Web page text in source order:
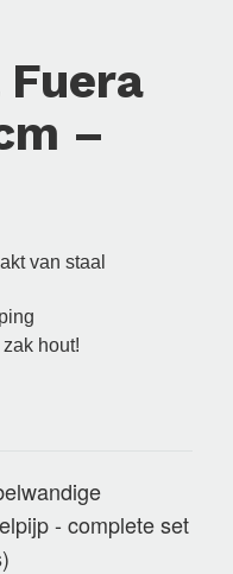
–
van staal
hout!
- complete set